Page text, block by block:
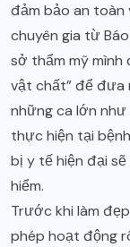
đảm bảo an toàn
chuyên gia từ
sở thẩm mỹ mình
vật chất” để đưa
những ca lớn
thực hiện tại
bị y tế hiện đại
hiểm.
Trước khi làm
phép hoạt động